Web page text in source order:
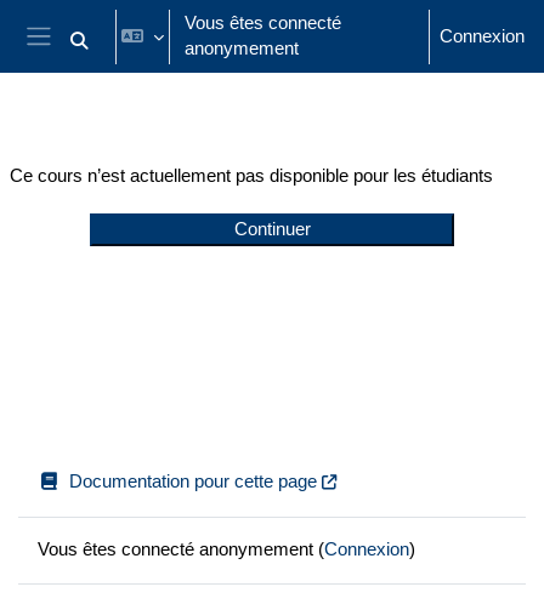
Passer au contenu principal
Panneau latéral
Activer/désactiver la saisie de recherche
Vous êtes connecté
anonymement
Connexion
Ce cours n’est actuellement pas disponible pour les étudiants
Continuer
Documentation pour cette page
Vous êtes connecté anonymement (Connexion)